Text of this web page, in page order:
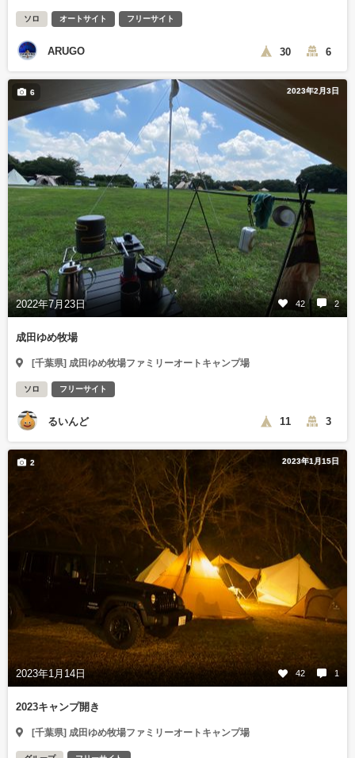
ソロ オートサイト フリーサイト
ARUGO 30 6
2023年2月3日
2022年7月23日 42 2
6
成田ゆめ牧場
[千葉県] 成田ゆめ牧場ファミリーオートキャンプ場
ソロ フリーサイト
るいんど 11 3
2023年1月15日
2023年1月14日 42 1
2
2023キャンプ開き
[千葉県] 成田ゆめ牧場ファミリーオートキャンプ場